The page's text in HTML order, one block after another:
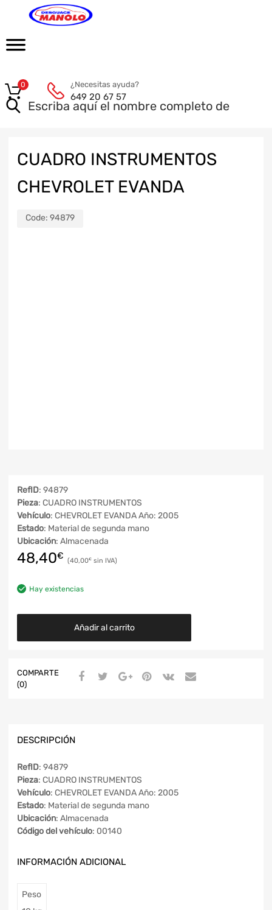
¿Necesitas ayuda?
649 20 67 57
0
CUADRO INSTRUMENTOS
CHEVROLET EVANDA
Code: 94879
RefID: 94879
Pieza: CUADRO INSTRUMENTOS
Vehículo: CHEVROLET EVANDA Año: 2005
Estado: Material de segunda mano
Ubicación: Almacenada
48,40€ 40,00€
Hay existencias
Añadir al carrito
COMPARTE
(0)
DESCRIPCIÓN
RefID: 94879
Pieza: CUADRO INSTRUMENTOS
Vehículo: CHEVROLET EVANDA Año: 2005
Estado: Material de segunda mano
Ubicación: Almacenada
Código del vehículo: 00140
INFORMACIÓN ADICIONAL
Peso